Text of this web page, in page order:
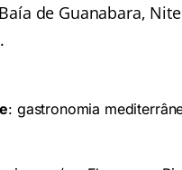
de Guanabara,
: gastronomia